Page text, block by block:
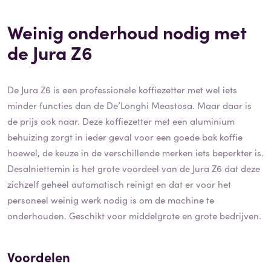
Weinig onderhoud nodig met
de Jura Z6
De Jura Z6 is een professionele koffiezetter met wel iets
minder functies dan de De’Longhi Meastosa. Maar daar is
de prijs ook naar. Deze koffiezetter met een aluminium
behuizing zorgt in ieder geval voor een goede bak koffie
hoewel, de keuze in de verschillende merken iets beperkter is.
Desalniettemin is het grote voordeel van de Jura Z6 dat deze
zichzelf geheel automatisch reinigt en dat er voor het
personeel weinig werk nodig is om de machine te
onderhouden. Geschikt voor middelgrote en grote bedrijven.
Voordelen